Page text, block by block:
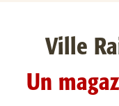
Ville
Un